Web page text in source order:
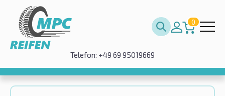
0
Telefon: +49 69 95019669